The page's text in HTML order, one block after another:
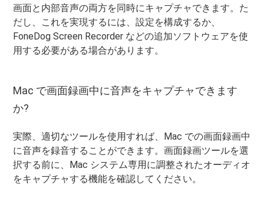
画面と内部音声の両方を同時にキャプチャできます。た
だし、これを実現するには、設定を構成するか、
FoneDog Screen Recorder などの追加ソフトウェアを使
用する必要がある場合があります。
Mac で画面録画中に音声をキャプチャできます
か?
実際、適切なツールを使用すれば、Mac での画面録画中
に音声を録音することができます。画面録画ツールを選
択する前に、Mac システム専用に調整されたオーディオ
をキャプチャする機能を確認してください。